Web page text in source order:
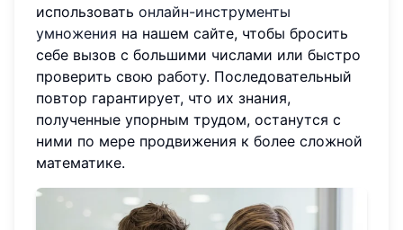
использовать онлайн-инструменты
умножения на нашем сайте, чтобы бросить
себе вызов с большими числами или быстро
проверить свою работу. Последовательный
повтор гарантирует, что их знания,
полученные упорным трудом, останутся с
ними по мере продвижения к более сложной
математике.